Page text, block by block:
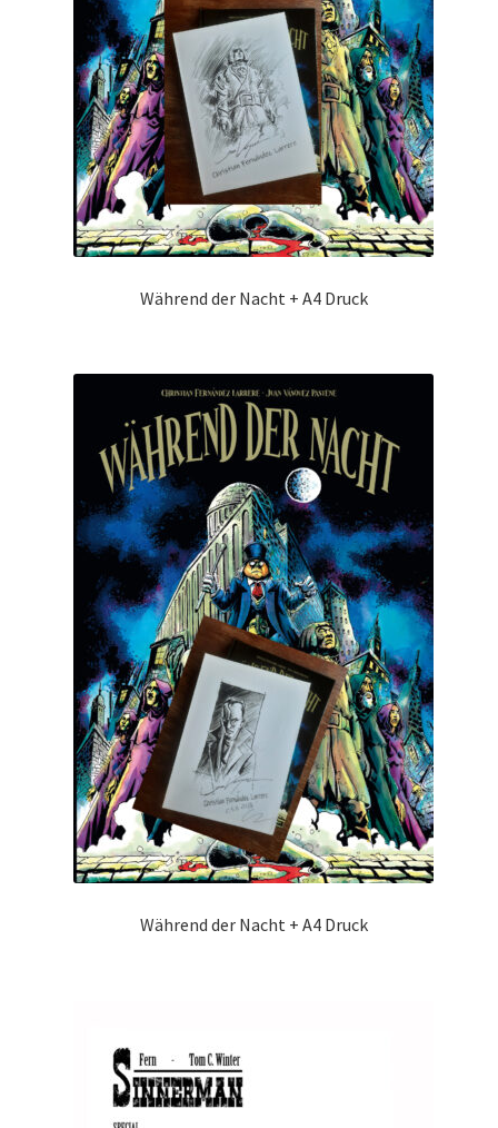
Während der Nacht + A4 Druck
Während der Nacht + A4 Druck